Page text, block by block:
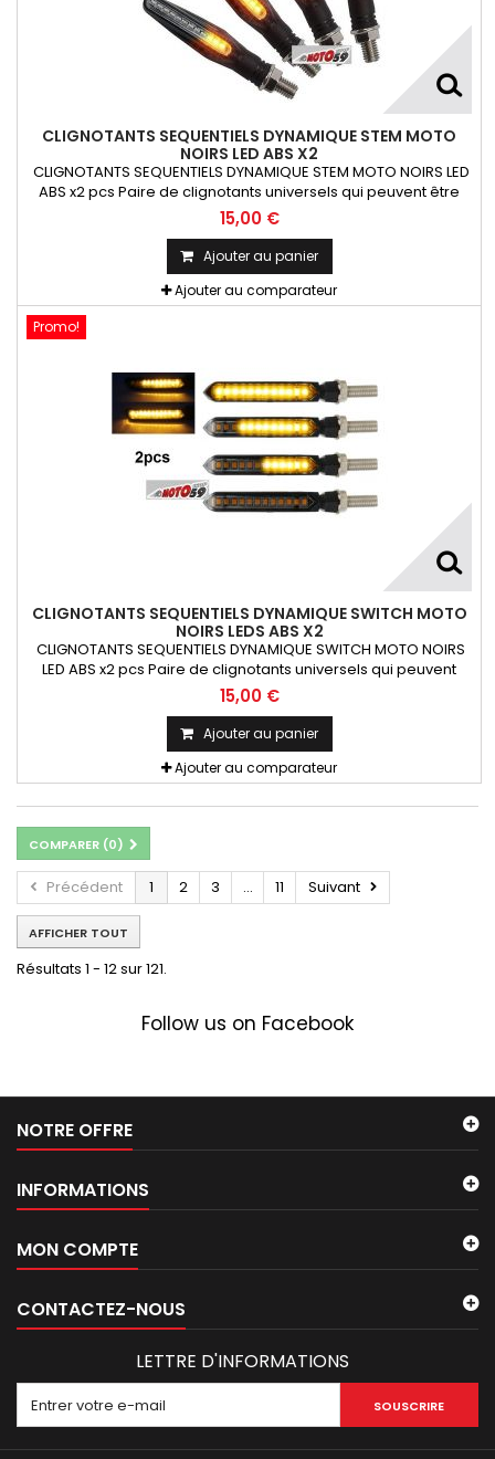
CLIGNOTANTS SEQUENTIELS DYNAMIQUE STEM MOTO
NOIRS LED ABS X2
CLIGNOTANTS SEQUENTIELS DYNAMIQUE STEM MOTO NOIRS LED
ABS x2 pcs Paire de clignotants universels qui peuvent être
adaptables sur toutes motos ou scooters
15,00 €
Ajouter au panier
Ajouter au comparateur
Promo!
CLIGNOTANTS SEQUENTIELS DYNAMIQUE SWITCH MOTO
NOIRS LEDS ABS X2
CLIGNOTANTS SEQUENTIELS DYNAMIQUE SWITCH MOTO NOIRS
LED ABS x2 pcs Paire de clignotants universels qui peuvent
être adaptables sur toutes motos ou scooters
15,00 €
Ajouter au panier
Ajouter au comparateur
COMPARER (0)
Précédent 1 2 3 ... 11 Suivant
AFFICHER TOUT
Résultats 1 - 12 sur 121.
Follow us on Facebook
NOTRE OFFRE
INFORMATIONS
MON COMPTE
CONTACTEZ-NOUS
LETTRE D'INFORMATIONS
SOUSCRIRE